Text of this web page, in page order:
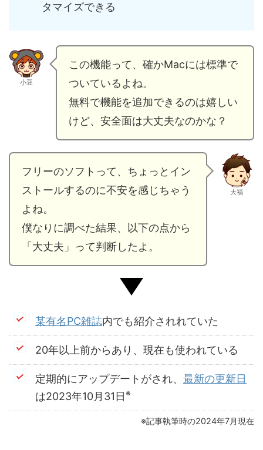
タマイズできる
小豆
この機能って、確かMacには標準で
ついているよね。
無料で機能を追加できるのは嬉しい
けど、安全面は大丈夫なのかな？
フリーのソフトって、ちょっとイン
ストールするのに不安を感じちゃう
よね。
僕なりに調べた結果、以下の点から
「大丈夫」って判断したよ。
大福
某有名PC雑誌内でも紹介されれていた
20年以上前からあり、現在も使われている
定期的にアップデートがされ、 最新の更新日
は2023年10月31日※
※記事執筆時の2024年7月現在